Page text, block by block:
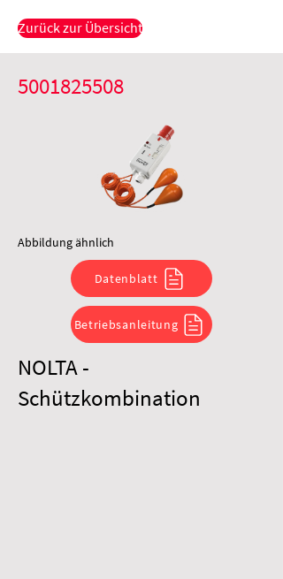
Zurück zur Übersicht
5001825508
Abbildung ähnlich
Datenblatt
Betriebsanleitung
NOLTA -
Schützkombination